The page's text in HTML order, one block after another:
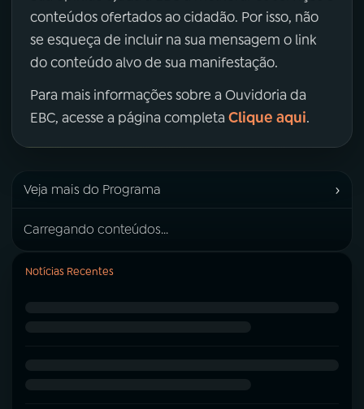
conteúdos ofertados ao cidadão. Por isso, não
se esqueça de incluir na sua mensagem o link
do conteúdo alvo de sua manifestação.
Para mais informações sobre a Ouvidoria da
EBC, acesse a página completa Clique aqui.
Veja mais do Programa ›
Carregando conteúdos...
Notícias Recentes